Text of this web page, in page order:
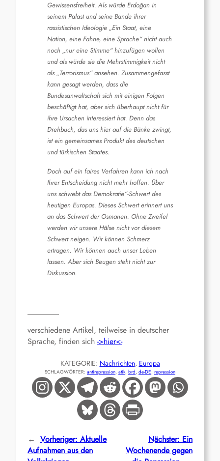
Gewissensfreiheit. Als würde Erdoğan in
seinem Palast und seine Bande ihrer
rassistischen Ideologie „Ein Staat, eine
Nation, eine Fahne, eine Sprache“ nicht auch
noch „nur eine Stimme“ hinzufügen wollen
und als würde sie die Mehrstimmigkeit nicht
als „Terrorismus“ ansehen. Zusammengefasst
kann gesagt werden, dass die
Bundesanwaltschaft sich mit einigen Folgen
beschäftigt hat, aber sich überhaupt nicht für
ihre Ursachen interessiert hat. Denn das
Drehbuch, das uns hier auf die Bänke zwingt,
ist ein gemeinsames Produkt des deutschen
und türkischen Staates.
Doch auf ein faires Verfahren kann ich nach
Ihrer Entscheidung nicht mehr hoffen. Über
uns schwebt das Demokratie“-Schwert des
heutigen Europas. Dieses Schwert erinnert uns
an das Schwert der Osmanen. Ohne Zweifel
werden wir unsere Hälse nicht vor diesem
Schwert neigen. Wir können Schmerz
ertragen. Wir können auch unser Leben
lassen. Aber sich Beugen steht nicht zur
Diskussion.
verschiedene Artikel, teilweise in deutscher
Sprache, finden sich ->hier<-
KATEGORIE: Nachrichten, Europa
SCHLAGWÖRTER: antirepression, atik, brd, de-DE, repression
← Vorheriger: Aktuelle
Aufnahmen aus den
Nächster: Ein
Wochenende gegen